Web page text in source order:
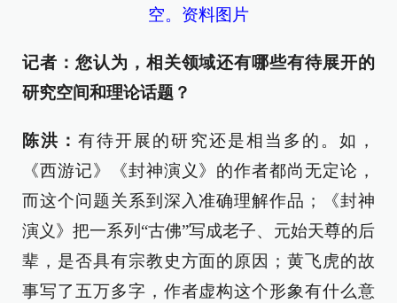
空。资料图片
记者：您认为，相关领域还有哪些有待展开的
研究空间和理论话题？
陈洪：有待开展的研究还是相当多的。如，
《西游记》《封神演义》的作者都尚无定论，
而这个问题关系到深入准确理解作品；《封神
演义》把一系列“古佛”写成老子、元始天尊的后
辈，是否具有宗教史方面的原因；黄飞虎的故
事写了五万多字，作者虚构这个形象有什么意